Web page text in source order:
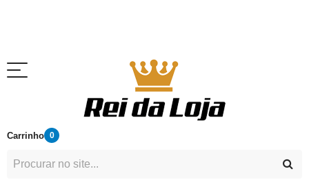
Carrinho 0